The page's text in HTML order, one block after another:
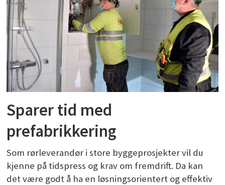
Sparer tid med
prefabrikkering
Som rørleverandør i store byggeprosjekter vil du
kjenne på tidspress og krav om fremdrift. Da kan
det være godt å ha en løsningsorientert og effektiv